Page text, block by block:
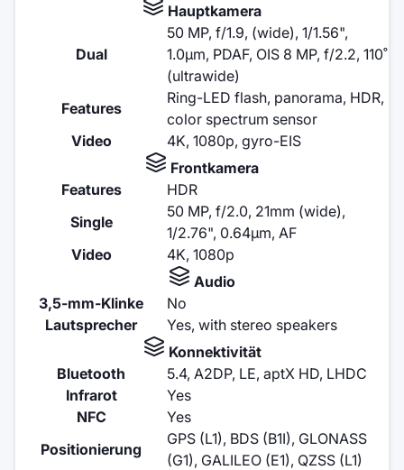
Hauptkamera
Dual
50 MP, f/1.9, (wide), 1/1.56",
1.0µm, PDAF, OIS 8 MP, f/2.2, 110˚
(ultrawide)
Features
Ring-LED flash, panorama, HDR,
color spectrum sensor
Video
4K, 1080p, gyro-EIS
Frontkamera
Features
HDR
Single
50 MP, f/2.0, 21mm (wide),
1/2.76", 0.64µm, AF
Video
4K, 1080p
Audio
3,5-mm-Klinke
No
Lautsprecher
Yes, with stereo speakers
Konnektivität
Bluetooth
5.4, A2DP, LE, aptX HD, LHDC
Infrarot
Yes
NFC
Yes
Positionierung
GPS (L1), BDS (B1I), GLONASS
(G1), GALILEO (E1), QZSS (L1)